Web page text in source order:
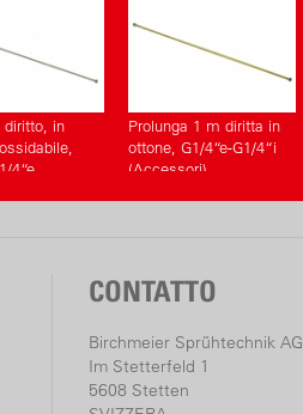
diritto, in
4“e
Prolunga 1 m diritta in
ottone, G1/4“e-G1/4“i
(Accessori)
CONTATTO
Birchmeier Sprühtechnik AG
Im Stetterfeld 1
5608 Stetten